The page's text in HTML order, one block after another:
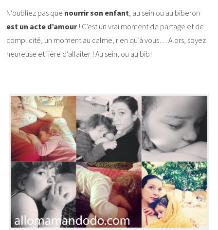
N’oubliez pas que nourrir son enfant, au sein ou au biberon
est un acte d’amour! C’est un vrai moment de partage et de
complicité, un moment au calme, rien qu’à vous… Alors, soyez
heureuse et fière d’allaiter ! Au sein, ou au bib!